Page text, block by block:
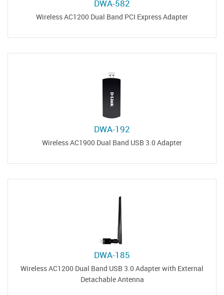
DWA-582
Wireless AC1200 Dual Band PCI Express Adapter
DWA-192
Wireless AC1900 Dual Band USB 3.0 Adapter
DWA-185
Wireless AC1200 Dual Band USB 3.0 Adapter with External
Detachable Antenna